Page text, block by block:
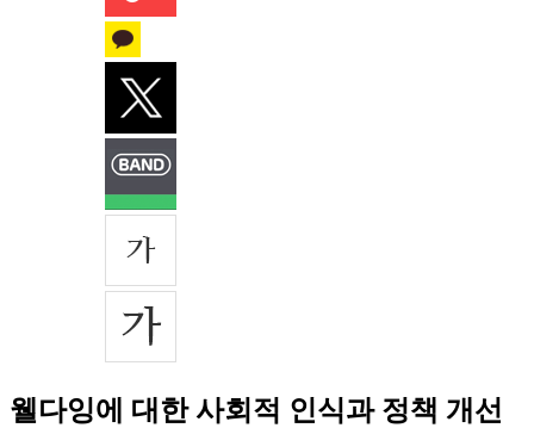
웰다잉에 대한 사회적 인식과 정책 개선